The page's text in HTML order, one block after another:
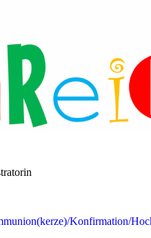
Konfirmation/